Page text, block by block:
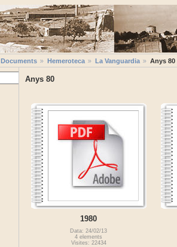
Documents Hemeroteca La Vanguardia Anys 80
Anys 80
1980
Data: 24/02/13
4 elements
Visites: 22434